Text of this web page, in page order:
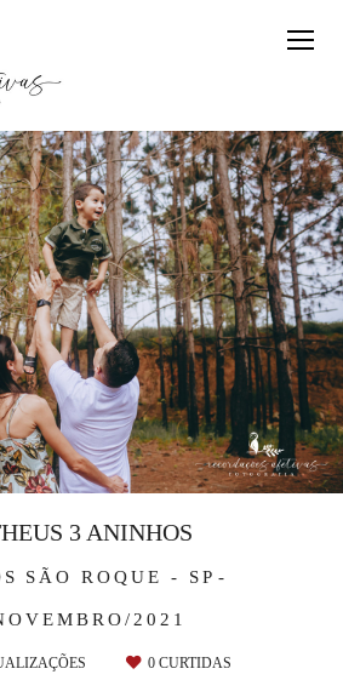
SÃO ROQUE - SP
2021
3 ANINHOS
0CURTIDAS